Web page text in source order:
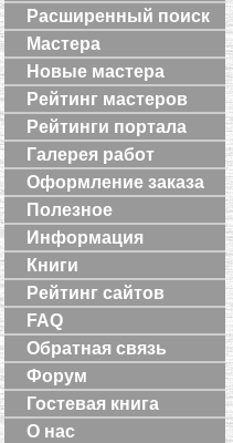
Расширенный поиск
Мастера
Новые мастера
Рейтинг мастеров
Рейтинги портала
Галерея работ
Оформление заказа
Полезное
Информация
Книги
Рейтинг сайтов
FAQ
Обратная связь
Форум
Гостевая книга
О нас